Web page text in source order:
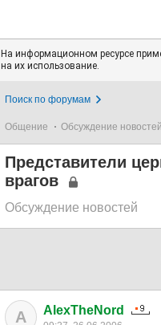
На информационном ресурсе
на их использование.
Поиск по форумам
Общение Обсуждение новостей
Представители
врагов
Обсуждение новостей
A AlexTheNord